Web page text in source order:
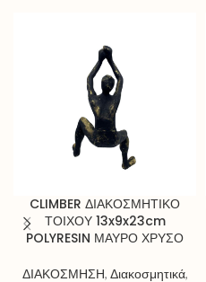
CLIMBER ΔΙΑΚΟΣΜΗΤΙΚΟ
ΤΟΙΧΟΥ 13x9x23cm
POLYRESIN ΜΑΥΡΟ ΧΡΥΣΟ
ΔΙΑΚΟΣΜΗΣΗ, Διακοσμητικά,